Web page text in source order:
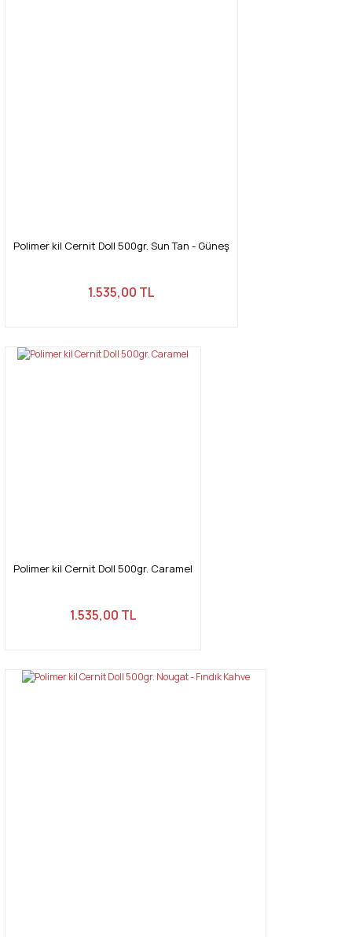
Polimer kil Cernit Doll 500gr. Sun Tan - Güneş
1.535,00 TL
Polimer kil Cernit Doll 500gr. Caramel
1.535,00 TL